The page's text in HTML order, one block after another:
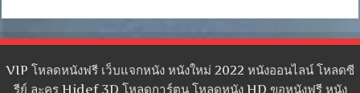
VIP โหลดหนังฟรี เว็บแจกหนัง หนังใหม่ 2022 หนังออนไลน์ โหลดซี
รีย์ ละคร Hidef 3D โหลดการ์ตูน โหลดหนัง HD ขอหนังฟรี หนัง